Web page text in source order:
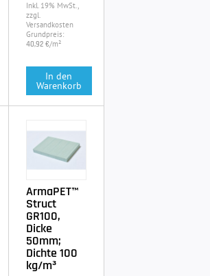
Inkl. 19% MwSt.,
zzgl.
Versandkosten
Grundpreis:
40,92 €/m²
In den
Warenkorb
ArmaPET™
Struct
GR100,
Dicke
50mm;
Dichte 100
kg/m³